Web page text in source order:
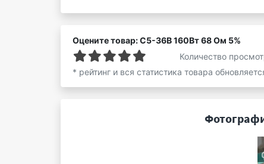
Оцените товар: С5-36В 160Вт 68 Ом 5%
Количество
* рейтинг и вся статистика товара